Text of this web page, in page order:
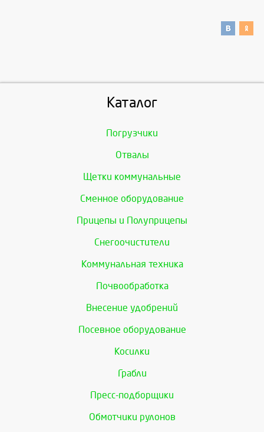
Каталог
Погрузчики
Отвалы
Щетки коммунальные
Сменное оборудование
Прицепы и Полуприцепы
Снегоочистители
Коммунальная техника
Почвообработка
Внесение удобрений
Посевное оборудование
Косилки
Грабли
Пресс-подборщики
Обмотчики рулонов